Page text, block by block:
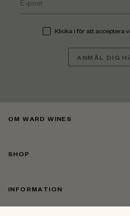
Klicka i för att acceptera
ANMÄL DIG
OM WARD WINES
SHOP
INFORMATION